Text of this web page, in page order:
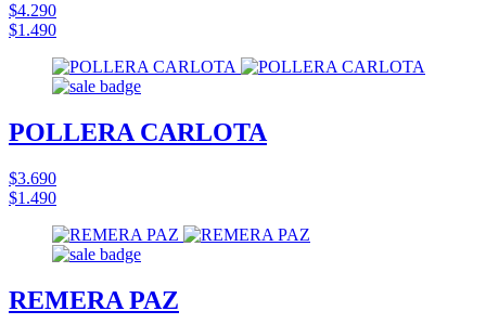
$4.290
$1.490
POLLERA CARLOTA
$3.690
$1.490
REMERA PAZ